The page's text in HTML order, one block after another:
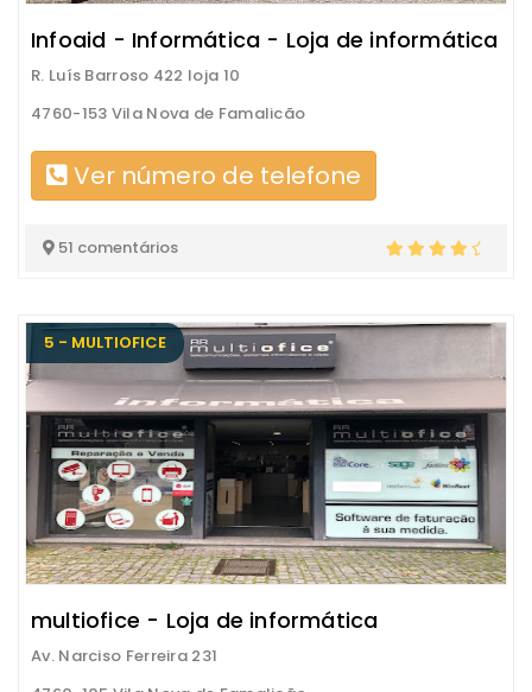
Infoaid - Informática - Loja de informática
R. Luís Barroso 422 loja 10
4760-153 Vila Nova de Famalicão
Ver número de telefone
51 comentários
5 - MULTIOFICE
multiofice - Loja de informática
Av. Narciso Ferreira 231